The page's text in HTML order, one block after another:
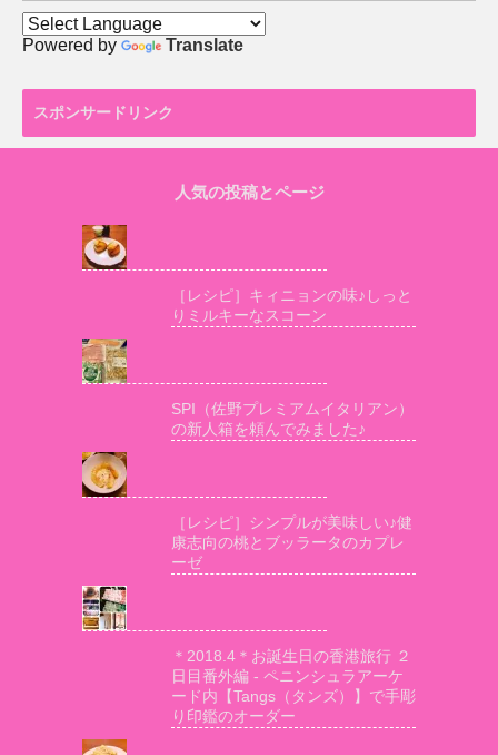
Powered by Translate
スポンサードリンク
人気の投稿とページ
［レシピ］キィニョンの味♪しっと
りミルキーなスコーン
SPI（佐野プレミアムイタリアン）
の新人箱を頼んでみました♪
［レシピ］シンプルが美味しい♪健
康志向の桃とブッラータのカプレ
ーゼ
＊2018.4＊お誕生日の香港旅行 ２
日目番外編 - ペニンシュラアーケ
ード内【Tangs（タンズ）】で手彫
り印鑑のオーダー